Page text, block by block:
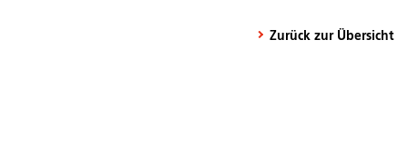
Zurück zur Übersicht